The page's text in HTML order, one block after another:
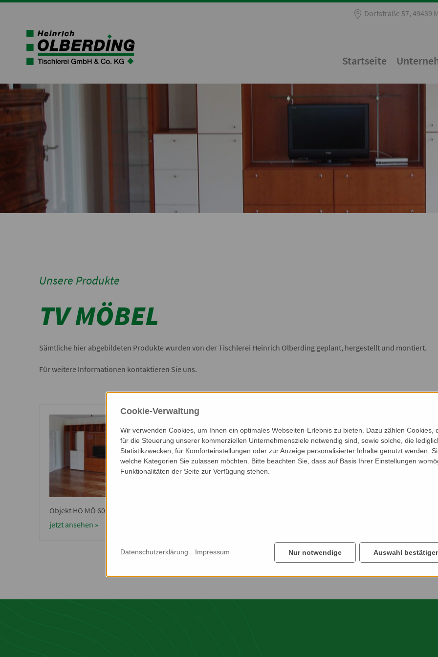
Dorfstraße 57, 49439
Startseite
Unsere Produkte
TV MÖBEL
Sämtliche hier abgebildeten Produkte wurden von der Tischlerei Heinrich Olberding geplant, hergestellt und montiert.
Für weitere Informationen kontaktieren Sie uns.
Objekt HO MÖ 6013
jetzt ansehen »
Cookie-Verwaltung
Wir verwenden Cookies, um Ihnen ein optimales Webseiten-Erlebnis zu bieten. Dazu zählen Cookies,
für die Steuerung unserer kommerziellen Unternehmensziele notwendig sind, sowie solche, die
Statistikzwecken, für Komforteinstellungen oder zur Anzeige personalisierter Inhalte genutzt werden.
welche Kategorien Sie zulassen möchten. Bitte beachten Sie, dass auf Basis Ihrer Einstellungen
Funktionalitäten der Seite zur Verfügung stehen.
Nur notwendige Auswahl
Datenschutzerklärung Impressum